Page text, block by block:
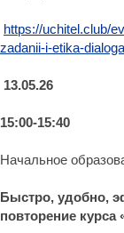
https://uchitel.club/
zadanii-i-etika-
13.05.26
15:00-15:40
Начальное
Быстро, удобно,
повторение